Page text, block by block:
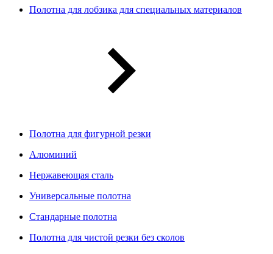
Полотна для лобзика для специальных материалов
Полотна для фигурной резки
Алюминий
Нержавеющая сталь
Универсальные полотна
Стандарные полотна
Полотна для чистой резки без сколов